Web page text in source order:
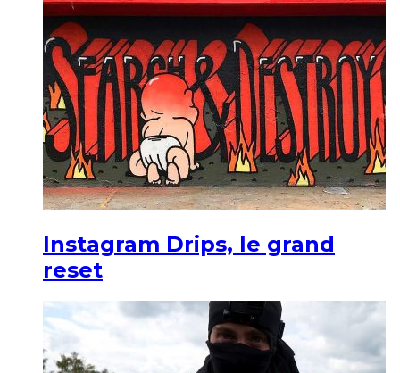
Instagram Drips, le grand
reset